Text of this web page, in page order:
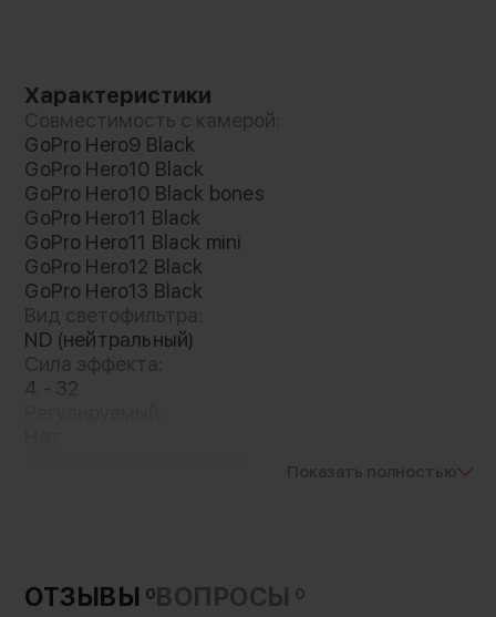
Характеристики
Совместимость с камерой:
GoPro Hero9 Black
GoPro Hero10 Black
GoPro Hero10 Black bones
GoPro Hero11 Black
GoPro Hero11 Black mini
GoPro Hero12 Black
GoPro Hero13 Black
Вид светофильтра:
ND (нейтральный)
Сила эффекта:
4 - 32
12 месяцев
Вес с упаковкой:
Показать полностью
ОТЗЫВЫ 0ВОПРОСЫ 0